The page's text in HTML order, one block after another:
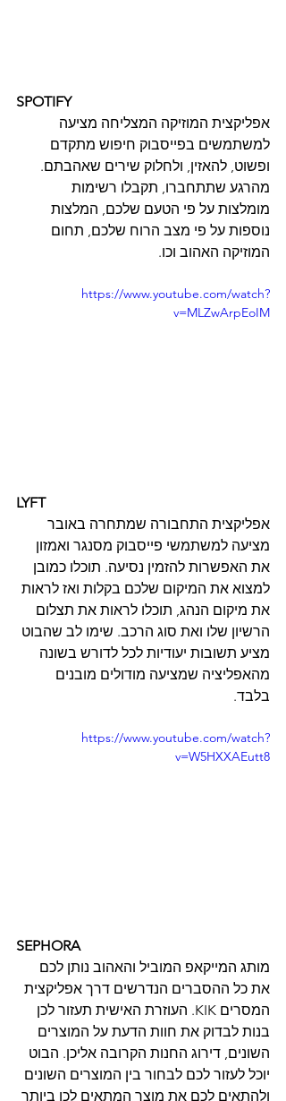
SPOTIFY
אפליקצית המוזיקה המצליחה מציעה
למשתמשים בפייסבוק חיפוש מתקדם
ופשוט, להאזין, ולחלוק שירים שאהבתם.
מהרגע שתתחברו, תקבלו רשימות
מומלצות על פי הטעם שלכם, המלצות
נוספות על פי מצב הרוח שלכם, תחום
המוזיקה האהוב וכו.
https://www.youtube.com/watch?
v=MLZwArpEoIM
LYFT
אפליקצית התחבורה שמתחרה באובר
מציעה למשתמשי פייסבוק מסנגר ואמזון
את האפשרות להזמין נסיעה. תוכלו כמובן
למצוא את המיקום שלכם בקלות ואז לראות
את מיקום הנהג, תוכלו לראות את תצלום
הרשיון שלו ואת סוג הרכב. שימו לב שהבוט
מציע תשובות יעודיות לכל לדורש בשונה
מהאפליציה שמציעה מודולים מובנים
בלבד.
https://www.youtube.com/watch?
v=W5HXXAEutt8
SEPHORA
מותג המייקאפ המוביל והאהוב נותן לכם
את כל ההסברים הנדרשים דרך אפליקצית
המסרים KIK. העוזרת האישית תעזור לכן
בנות לבדוק את חוות הדעת על המוצרים
השונים, דירוג החנות הקרובה אליכן. הבוט
יוכל לעזור לכם לבחור בין המוצרים השונים
ולהתאים לכם את מוצר המתאים לכן ביותר